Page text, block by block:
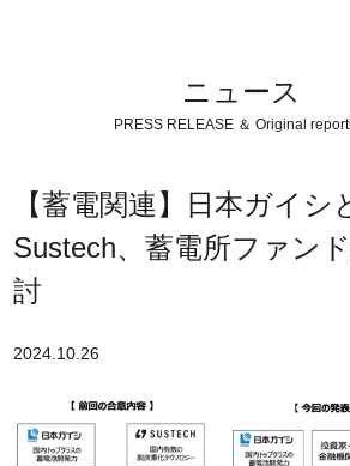
ニュース
PRESS RELEASE ＆ Original
【蓄電関連】日本ガイシ
Sustech、蓄電所ファン
討
2024.10.26